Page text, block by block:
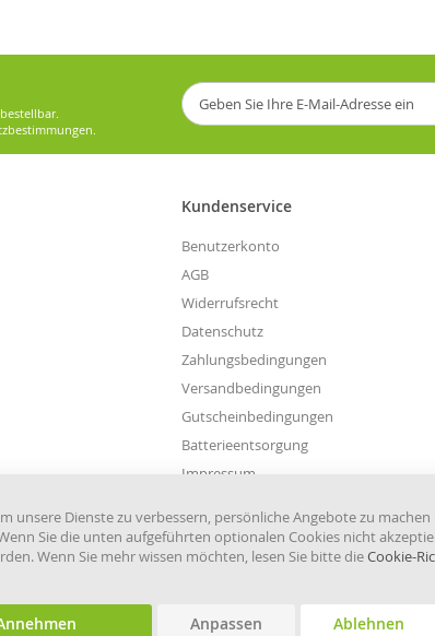
.
Melden
Sie
sich
für
an:
Kundenservice
Benutzerkonto
AGB
Widerrufsrecht
Datenschutz
Zahlungsbedingungen
Versandbedingungen
Gutscheinbedingungen
Batterieentsorgung
Impressum
Widerruf einreichen
unsere Dienste zu verbessern, persönliche Angebote zu
Sie die unten aufgeführten optionalen Cookies nicht
Wenn Sie mehr wissen möchten, lesen Sie bitte dieCookie-
Anpassen Ablehnen